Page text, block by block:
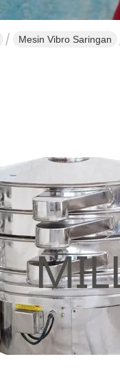
Mesin Vibro Saringan